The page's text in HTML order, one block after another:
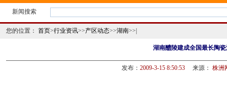
新闻搜索
您的位置： 首页>行业资讯>>产区动态>>湖南>>|
湖南醴陵建成全国最长陶
发布： 2009-3-15 8:50:53 来源： 株洲